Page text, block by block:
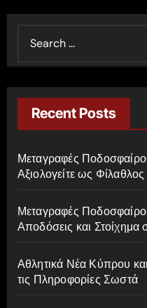
h
f
o
:
Recent Posts
Μεταγραφές
Αξιολογείτε ως Φίλαθλος
Μεταγραφές
Αποδόσεις και Στοίχημα
Αθλητικά Νέα Κύπρου
τις Πληροφορίες Σωστά